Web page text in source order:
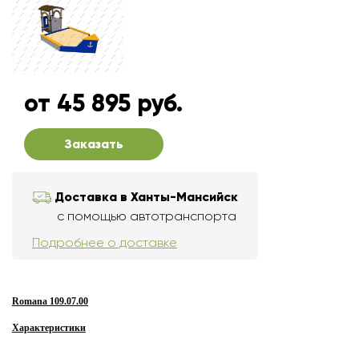
от 45 895 руб.
Заказать
Доставка в Ханты-Мансийск
с помощью автотранспорта
Подробнее о доставке
Romana 109.07.00
Характеристики